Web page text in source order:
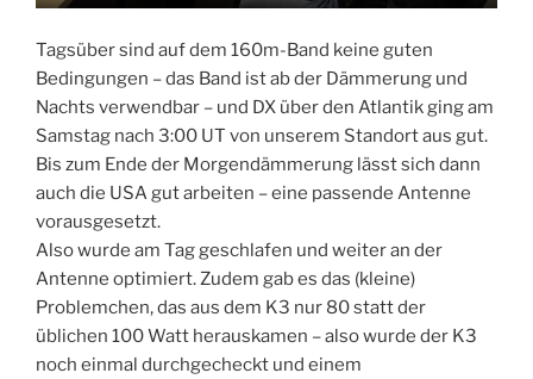
Tagsüber sind auf dem 160m-Band keine guten
Bedingungen – das Band ist ab der Dämmerung und
Nachts verwendbar – und DX über den Atlantik ging am
Samstag nach 3:00 UT von unserem Standort aus gut.
Bis zum Ende der Morgendämmerung lässt sich dann
auch die USA gut arbeiten – eine passende Antenne
vorausgesetzt.
Also wurde am Tag geschlafen und weiter an der
Antenne optimiert. Zudem gab es das (kleine)
Problemchen, das aus dem K3 nur 80 statt der
üblichen 100 Watt herauskamen – also wurde der K3
noch einmal durchgecheckt und einem